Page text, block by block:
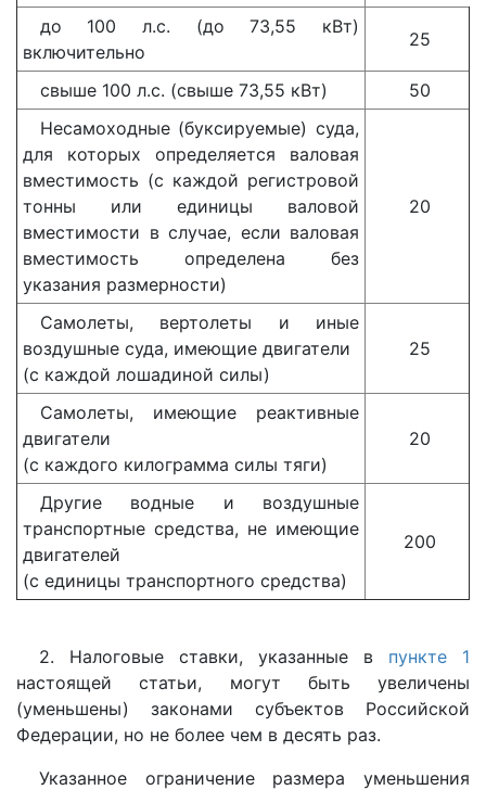
до 100 л.с. (до 73,55 кВт)
включительно
25
свыше 100 л.с. (свыше 73,55 кВт)
50
Несамоходные (буксируемые) суда,
для которых определяется валовая
вместимость (с каждой регистровой
тонны или единицы валовой
вместимости в случае, если валовая
вместимость определена без
указания размерности)
20
Самолеты, вертолеты и иные
воздушные суда, имеющие двигатели
(с каждой лошадиной силы)
25
Самолеты, имеющие реактивные
двигатели
(с каждого килограмма силы тяги)
20
Другие водные и воздушные
транспортные средства, не имеющие
двигателей
(с единицы транспортного средства)
200
2. Налоговые ставки, указанные в пункте 1
настоящей статьи, могут быть увеличены
(уменьшены) законами субъектов Российской
Федерации, но не более чем в десять раз.
Указанное ограничение размера уменьшения